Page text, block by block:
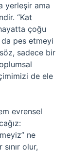
yerleşir ama
“Kat
çoğu
da pes etmeyi
sadece bir
de ele
evrensel
ne
olur,